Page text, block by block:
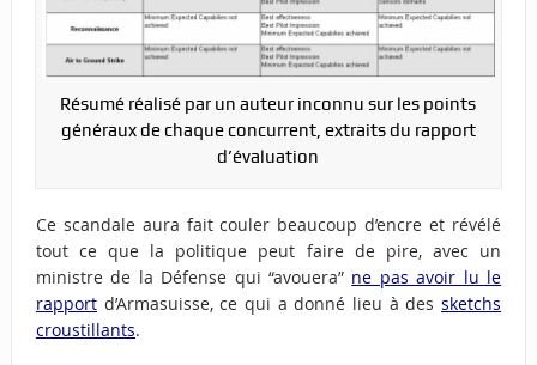
Résumé réalisé par un auteur inconnu sur les points
généraux de chaque concurrent, extraits du rapport
d’évaluation
Ce scandale aura fait couler beaucoup d’encre et révélé
tout ce que la politique peut faire de pire, avec un
ministre de la Défense qui “avouera” ne pas avoir lu le
rapportd’Armasuisse, ce qui a donné lieu à dessketchs
croustillants.